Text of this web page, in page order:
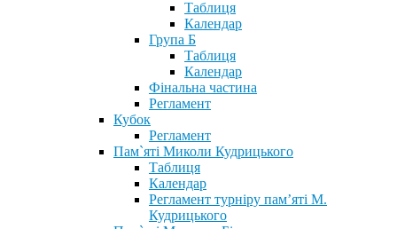
Таблиця
Календар
Група Б
Таблиця
Календар
Фінальна частина
Регламент
Кубок
Регламент
Пам`яті Миколи Кудрицького
Таблиця
Календар
Регламент турніру пам’яті М.
Кудрицького